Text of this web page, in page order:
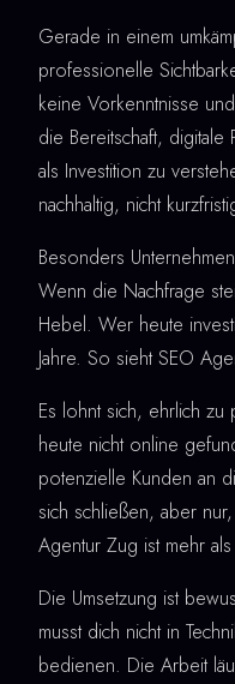
Gerade in einem
professionelle
keine Vorkenntnisse
die Bereitschaft,
als Investition zu
nachhaltig, nicht
Besonders
Wenn die Nachfrage
Hebel. Wer heute
Jahre. So sieht SEO
Es lohnt sich, ehrlich
heute nicht online
potenzielle Kunden an
sich schließen, aber
Agentur Zug ist mehr
Die Umsetzung ist
musst dich nicht in
bedienen. Die Arbeit